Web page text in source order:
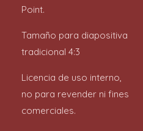
Point.
Tamaño para diapositiva
tradicional 4:3
Licencia de uso interno,
no para revender ni fines
comerciales.